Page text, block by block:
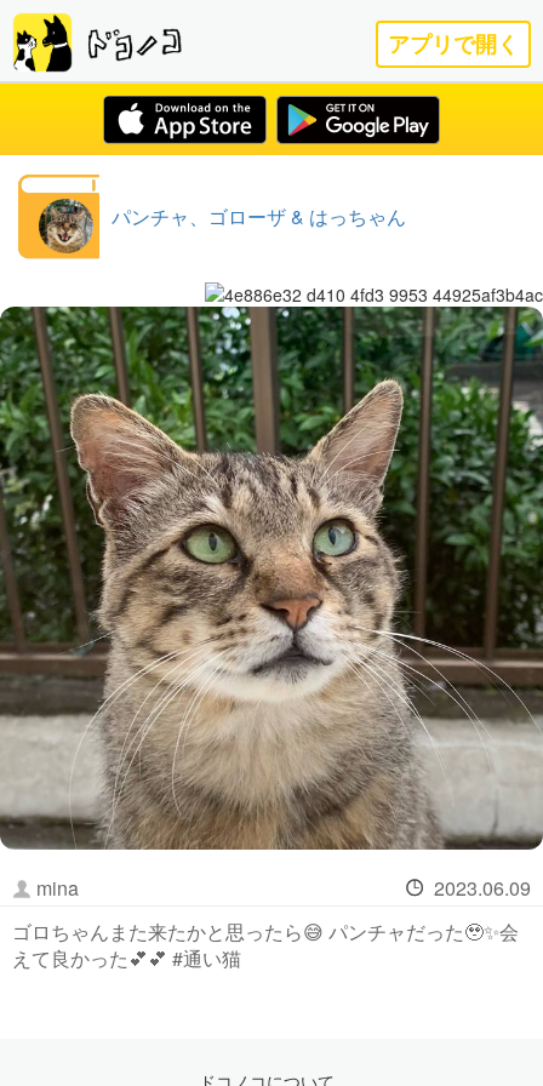
アプリで開く
パンチャ、ゴローザ & はっちゃん
mina
2023.06.09
ゴロちゃんまた来たかと思ったら😅 パンチャだった🥹✨会
えて良かった💕💕 #通い猫